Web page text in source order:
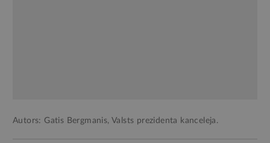
Autors: Gatis Bergmanis, Valsts prezidenta kanceleja.